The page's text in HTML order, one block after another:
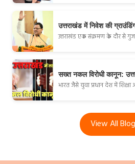
उत्तराखंड में निवेश की
उत्तराखंड एक संक्रमण के दौर से
सख्त नकल विरोधी कानून:
भारत जैसे युवा प्रधान देश में शिक्षा
View All